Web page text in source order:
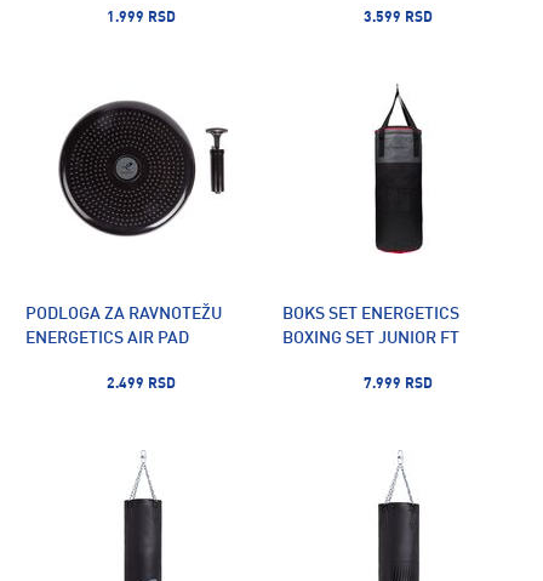
1.999 RSD 3.599 RSD
PODLOGA ZA RAVNOTEŽU
ENERGETICS AIR PAD
2.499 RSD
BOKS SET ENERGETICS
BOXING SET JUNIOR FT
7.999 RSD